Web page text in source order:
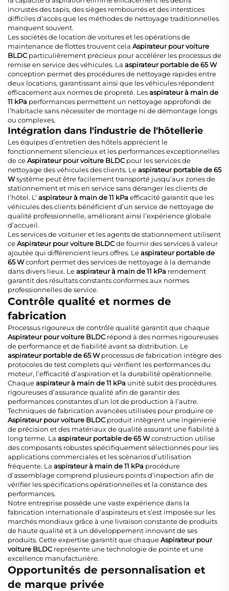
incrustés des tapis, des sièges rembourrés et des interstices
difficiles d'accès que les méthodes de nettoyage traditionnelles
manquent souvent.
Les sociétés de location de voitures et les opérations de
maintenance de flottes trouvent cela Aspirateur pour voiture
BLDCparticulièrement précieux pour accélérer les processus de
remise en service des véhicules. La aspirateur portable de 65 W
conception permet des procédures de nettoyage rapides entre
deux locations, garantissant ainsi que les véhicules répondent
efficacement aux normes de propreté. Lesaspirateur à main de
11 kPa performances permettent un nettoyage approfondi de
l’habitacle sans nécessiter de montage ni de démontage longs
ou complexes.
Intégration dans l'industrie de l'hôtellerie
Les équipes d’entretien des hôtels apprécient le
fonctionnement silencieux et les performances exceptionnelles
de ceAspirateur pour voiture BLDCpour les services de
nettoyage des véhicules des clients. Leaspirateur portable de 65
Wsystème peut être facilement transporté jusqu’aux zones de
stationnement et mis en service sans déranger les clients de
l’hôtel. L’ aspirateur à main de 11 kPa efficacité garantit que les
véhicules des clients bénéficient d’un service de nettoyage de
qualité professionnelle, améliorant ainsi l’expérience globale
d’accueil.
Les services de voiturier et les agents de stationnement utilisent
ceAspirateur pour voiture BLDCde fournir des services à valeur
ajoutée qui différencient leurs offres. Leaspirateur portable de
65 Wconfort permet des services de nettoyage à la demande
dans divers lieux. Leaspirateur à main de 11 kPa rendement
garantit des résultats constants conformes aux normes
professionnelles de service.
Contrôle qualité et normes de
fabrication
Processus rigoureux de contrôle qualité garantit que chaque
Aspirateur pour voiture BLDCrépond à des normes rigoureuses
de performance et de fiabilité avant sa distribution. Le
aspirateur portable de 65 Wprocessus de fabrication intègre des
protocoles de test complets qui vérifient les performances du
moteur, l’efficacité d’aspiration et la durabilité opérationnelle.
Chaqueaspirateur à main de 11 kPa unité subit des procédures
rigoureuses d’assurance qualité afin de garantir des
performances constantes d’un lot de production à l’autre.
Techniques de fabrication avancées utilisées pour produire ce
Aspirateur pour voiture BLDCproduit intègrent une ingénierie
de précision et des matériaux de qualité assurant une fiabilité à
long terme. La aspirateur portable de 65 Wconstruction utilise
des composants robustes spécifiquement sélectionnés pour les
applications commerciales et les scénarios d’utilisation
fréquente. La aspirateur à main de 11 kPa procédure
d’assemblage comprend plusieurs points d’inspection afin de
vérifier les spécifications opérationnelles et la constance des
performances.
Notre entreprise possède une vaste expérience dans la
fabrication internationale d’aspirateurs et s’est imposée sur les
marchés mondiaux grâce à une livraison constante de produits
de haute qualité et à un développement innovant de ses
produits. Cette expertise garantit que chaqueAspirateur pour
voiture BLDCreprésente une technologie de pointe et une
excellence manufacturière.
Opportunités de personnalisation et
de marque privée